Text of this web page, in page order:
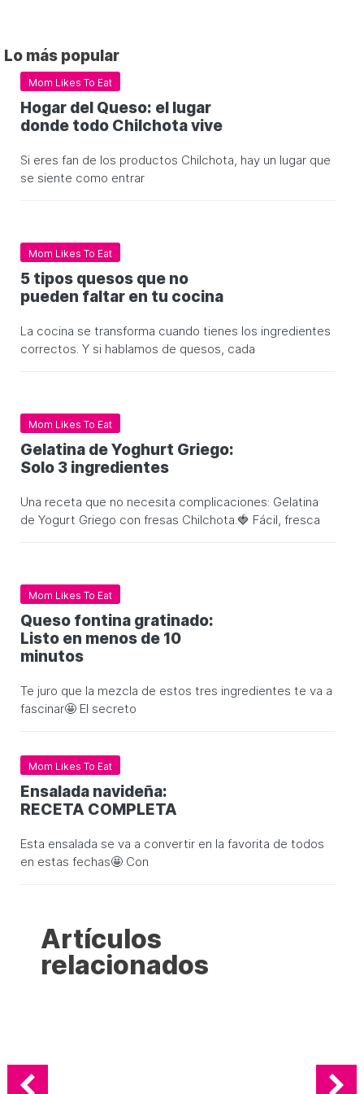
Lo más popular
Mom Likes To Eat
Hogar del Queso: el lugar
donde todo Chilchota vive
Si eres fan de los productos Chilchota, hay un lugar que
se siente como entrar
Mom Likes To Eat
5 tipos quesos que no
pueden faltar en tu cocina
La cocina se transforma cuando tienes los ingredientes
correctos. Y si hablamos de quesos, cada
Mom Likes To Eat
Gelatina de Yoghurt Griego:
Solo 3 ingredientes
Una receta que no necesita complicaciones: Gelatina
de Yogurt Griego con fresas Chilchota.🍓 Fácil, fresca
Mom Likes To Eat
Queso fontina gratinado:
Listo en menos de 10
minutos
Te juro que la mezcla de estos tres ingredientes te va a
fascinar🤩 El secreto
Mom Likes To Eat
Ensalada navideña:
RECETA COMPLETA
Esta ensalada se va a convertir en la favorita de todos
en estas fechas🤩 Con
Artículos
relacionados